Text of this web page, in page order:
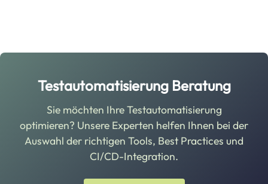
Testautomatisierung Beratung
Sie möchten Ihre Testautomatisierung
optimieren? Unsere Experten helfen Ihnen bei der
Auswahl der richtigen Tools, Best Practices und
CI/CD-Integration.